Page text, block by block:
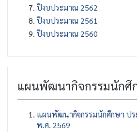
ปีงบประมาณ 2562
ปีงบประมาณ 2561
ปีงบประมาณ 2560
แผนพัฒนากิจกรรมนักศึ
แผนพัฒนากิจกรรมนักศึกษา ป
พ.ศ. 2569